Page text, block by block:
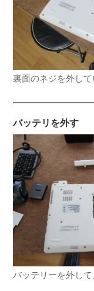
裏面のネジを外して
バッテリを外す
バッテリーを外して